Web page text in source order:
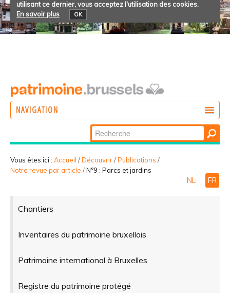
utilisant ce dernier, vous acceptez l'utilisation des cookies.
En savoir plus
OK
NAVIGATION
PARTICIPER
Chercher par
Recherche
avancée…
Vous êtes ici : Accueil /Découvrir/Publications /
Notre revue par article /N°9 : Parcs et jardins
NL FR
Chantiers
Inventaires du patrimoine bruxellois
Patrimoine international à Bruxelles
Registre du patrimoine protégé